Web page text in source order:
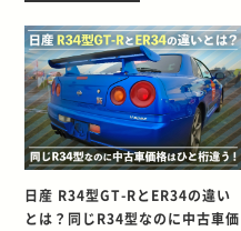
日産 R34型GT-RとER34の違い
とは？同じR34型なのに中古車価